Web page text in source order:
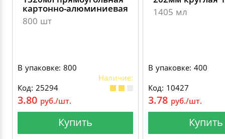
картонно-алюминиевая
800 шт
В упаковке: 800
Наличие:
Код: 25294
3.80 руб./шт.
Купить
1405 мл
В упаковке: 400
Код: 10427
3.78 руб./шт.
Купить